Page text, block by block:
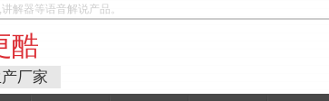
解器等语音解说产品。
酷
厂家